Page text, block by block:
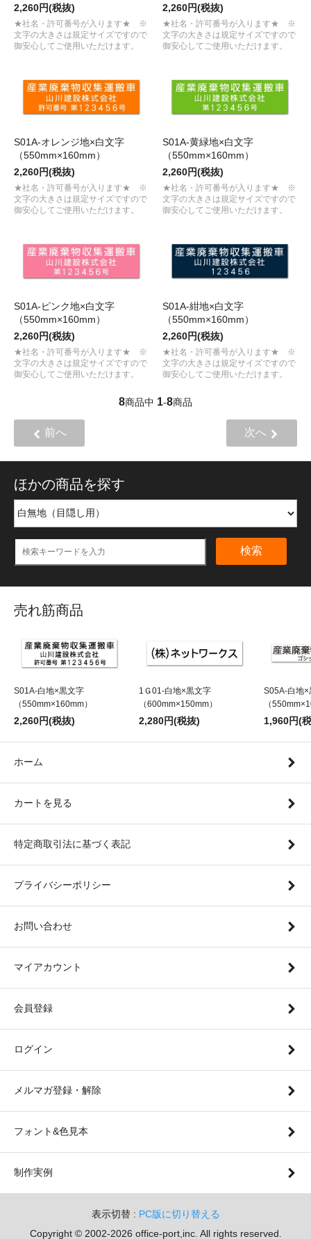
2,260円(税抜)
★社名・許可番号が入ります★ ※
文字の大きさは規定サイズですので
御安心してご使用いただけます。
2,260円(税抜)
★社名・許可番号が入ります★ ※
文字の大きさは規定サイズですので
御安心してご使用いただけます。
S01A-オレンジ地×白文字
（550mm×160mm）
2,260円(税抜)
★社名・許可番号が入ります★ ※
文字の大きさは規定サイズですので
御安心してご使用いただけます。
S01A-黄緑地×白文字
（550mm×160mm）
2,260円(税抜)
★社名・許可番号が入ります★ ※
文字の大きさは規定サイズですので
御安心してご使用いただけます。
S01A-ピンク地×白文字
（550mm×160mm）
2,260円(税抜)
★社名・許可番号が入ります★ ※
文字の大きさは規定サイズですので
御安心してご使用いただけます。
S01A-紺地×白文字
（550mm×160mm）
2,260円(税抜)
★社名・許可番号が入ります★ ※
文字の大きさは規定サイズですので
御安心してご使用いただけます。
8商品中 1-8商品
前へ 次へ
ほかの商品を探す
検索
売れ筋商品
S01A-白地×黒文字
（550mm×160mm）
2,260円(税抜)
1Ｇ01-白地×黒文字
（600mm×150mm）
2,280円(税抜)
S05A-白地×
（
1,960円(
ホーム
カートを見る
特定商取引法に基づく表記
プライバシーポリシー
お問い合わせ
マイアカウント
会員登録
ログイン
メルマガ登録・解除
フォント&色見本
制作実例
表示切替 : PC版に切り替える
Copyright © 2002-2026 office-port,inc. All rights reserved.